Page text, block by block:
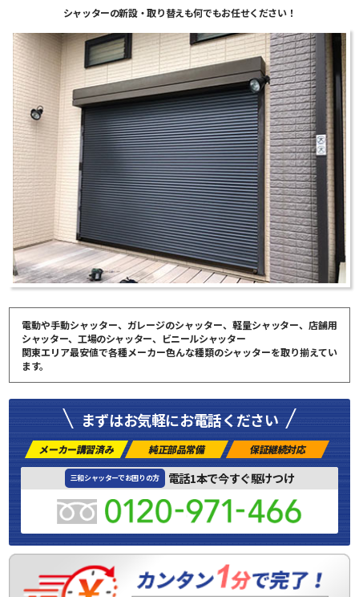
シャッターの新設・取り替えも何でもお任せください！
電動や手動シャッター、ガレージのシャッター、軽量シャッター、店舗用
シャッター、工場のシャッター、ビニールシャッター
関東エリア最安値で各種メーカー色んな種類のシャッターを取り揃えてい
ます。
まずはお気軽にお電話ください
メーカー講習済み 純正部品常備 保証継続対応
三和シャッターでお困りの方 電話1本で今すぐ駆けつけ